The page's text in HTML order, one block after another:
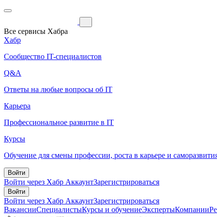
Все сервисы Хабра
Хабр
Сообщество IT-специалистов
Q&A
Ответы на любые вопросы об IT
Карьера
Профессиональное развитие в IT
Курсы
Обучение для смены профессии, роста в карьере и
Войти
Войти через Хабр АккаунтЗарегистрироваться
Войти
Войти через Хабр АккаунтЗарегистрироваться
ВакансииСпециалистыКурсы и обучениеЭкспертыКомпании